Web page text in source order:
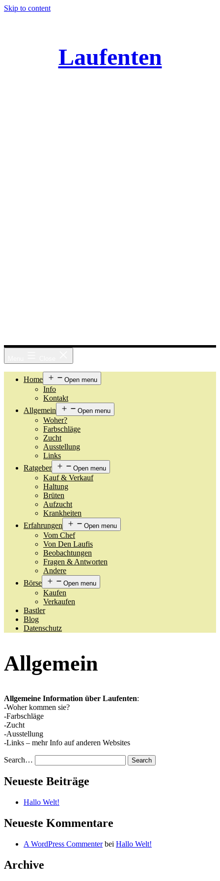
Skip to content
Laufenten
Home Open menu
Info
Kontakt
Allgemein
Open menu
Woher?
Farbschläge
Zucht
Ausstellung
Links
Ratgeber
Open menu
Kauf & Verkauf
Haltung
Brüten
Aufzucht
Krankheiten
Erfahrungen
Open menu
Vom Chef
Von Den Laufis
Beobachtungen
Fragen & Antworten
Andere
Börse
Open menu
Kaufen
Verkaufen
Bastler
Blog
Datenschutz
Allgemein
Allgemeine Information über Laufenten:
-Woher kommen sie?
-Farbschläge
-Zucht
-Ausstellung
-Links – mehr Info auf anderen Websites
Search…
Neueste Beiträge
Hallo Welt!
Neueste Kommentare
A WordPress Commenterbei Hallo Welt!
Archive